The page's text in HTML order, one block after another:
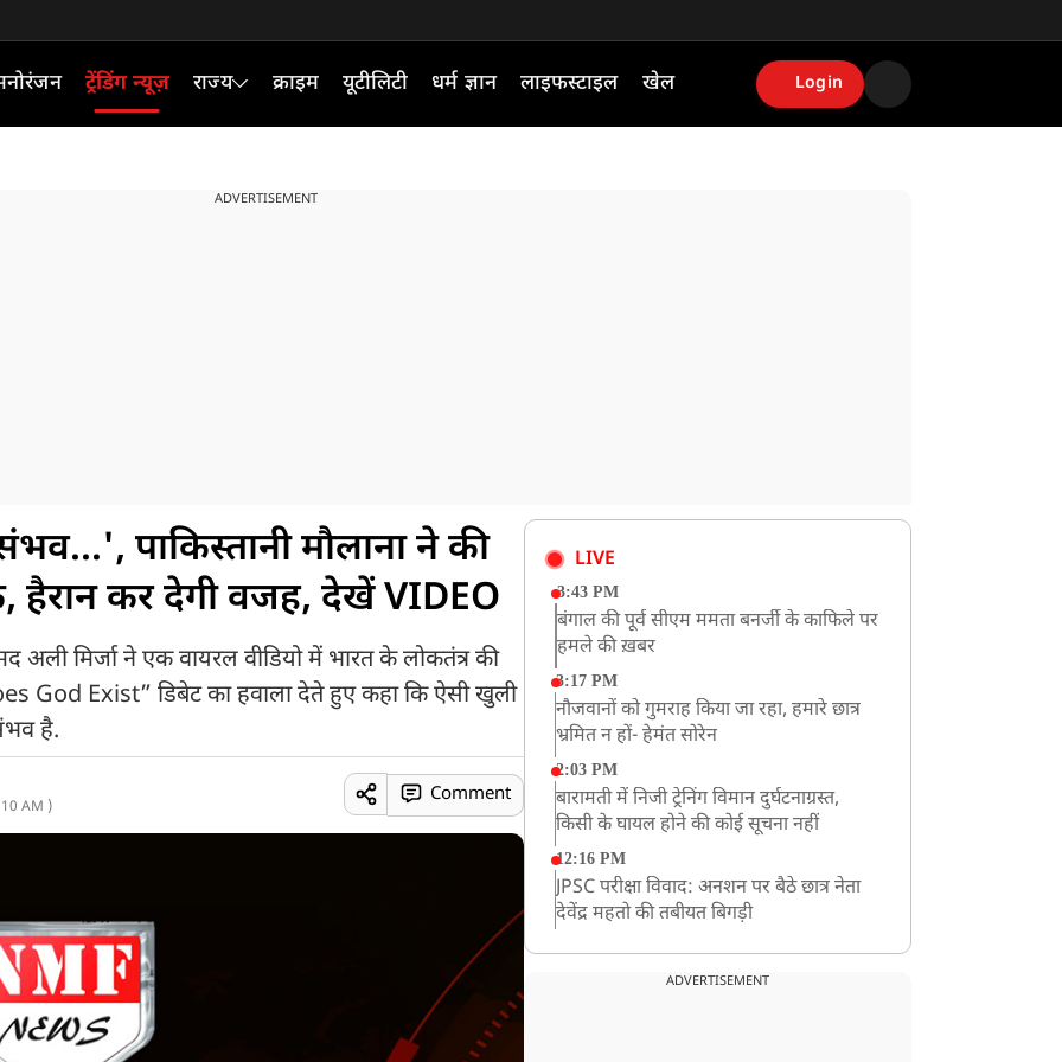
ट्रेंडिंग न्यूज़ राज्य क्राइम यूटीलिटी धर्म ज्ञान लाइफस्टाइल खेल Login
ADVERTISEMENT
पाकिस्तानी मौलाना ने की
हैरान कर देगी वजह, देखें VIDEO
अली मिर्जा ने एक वायरल वीडियो में भारत के लोकतंत्र की
God Exist” डिबेट का हवाला देते हुए कहा कि ऐसी खुली
है.
AM )
Comment
LIVE
3:43 PM
बंगाल की पूर्व सीएम ममता बनर्जी के काफिले पर
हमले की ख़बर
3:17 PM
नौजवानों को गुमराह किया जा रहा, हमारे छात्र
भ्रमित न हों- हेमंत सोरेन
2:03 PM
बारामती में निजी ट्रेनिंग विमान दुर्घटनाग्रस्त,
किसी के घायल होने की कोई सूचना नहीं
12:16 PM
JPSC परीक्षा विवाद: अनशन पर बैठे छात्र नेता
देवेंद्र महतो की तबीयत बिगड़ी
रांचीः छात्रों के समर्थन में विधायक जयराम महतो
ADVERTISEMENT